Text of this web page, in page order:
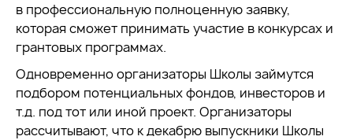
в профессиональную полноценную заявку,
которая сможет принимать участие в конкурсах и
грантовых программах.
Одновременно организаторы Школы займутся
подбором потенциальных фондов, инвесторов и
т.д. под тот или иной проект. Организаторы
рассчитывают, что к декабрю выпускники Школы